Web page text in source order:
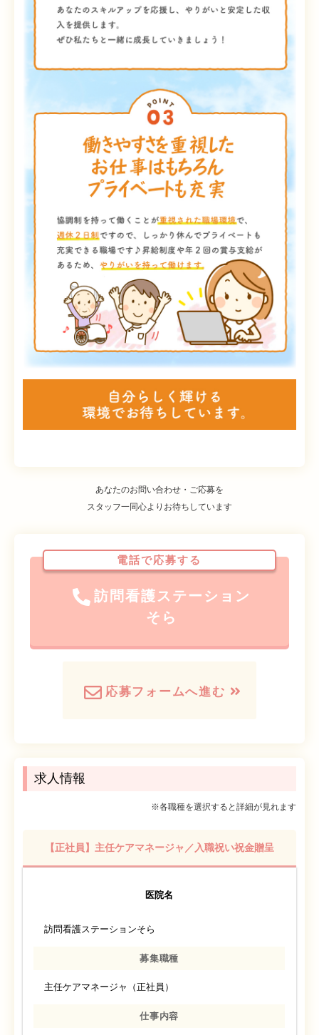
あなたのお問い合わせ・ご応募を
スタッフ一同心よりお待ちしています
電話で応募する
訪問看護ステーション
そら
応募フォームへ進む
求人情報
※各職種を選択すると詳細が見れます
【正社員】主任ケアマネージャ／入職祝い祝金贈呈
医院名
訪問看護ステーションそら
募集職種
主任ケアマネージャ（正社員）
仕事内容